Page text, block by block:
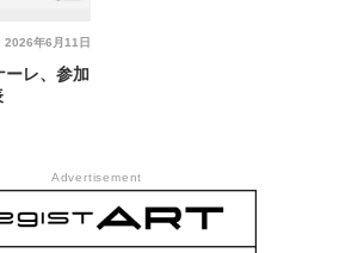
2026年6月11日
ーレ、参加
Advertisement